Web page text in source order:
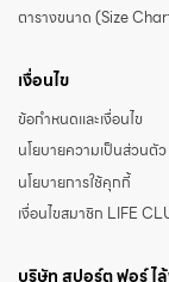
ตารางขนาด (Size
เงื่อนไข
ข้อกำหนดและเงื่อนไข
นโยบายความเป็นส่วนตัว
นโยบายการใช้คุกกี้
เงื่อนไขสมาชิก LIFE
บริษัท สปอร์ต ฟอร์ ไ